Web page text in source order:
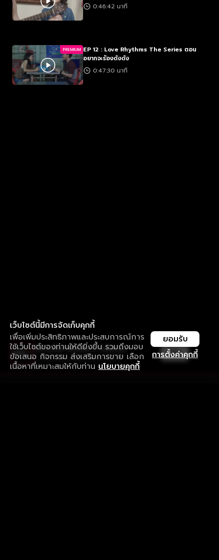
0:46:42 นาที
PREMIUM EP 12 : Love Rhythms The Series ตอน
อยากจะร้องดังดัง
0:47:30 นาที
เว็บไซต์นี้มีการจัดเก็บคุกกี้
เพื่อเพิ่มประสิทธิภาพและประสบการณ์การ
ใช้เว็บไซต์ของท่านให้ดียิ่งขึ้น รวมถึงมอบ
ข้อเสนอ กิจกรรม ส่งเสริมการขาย เลือก
เนื้อหาที่เหมาะสมให้กับท่าน นโยบายคุกกี้
การตั้งค่าคุกกี้
ยอมรับ
ใช้งานแอป ลื่นไหลกว่า ไม่มีสะดุด
ดาวน์โหลดแอปเพื่อการรับชมที่ดีกว่า เปิด